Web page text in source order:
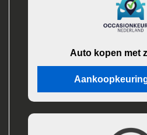
Auto kopen met